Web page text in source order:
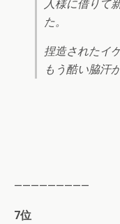
人様に借りて
た。
捏造されたイ
もう酷い脇汗
—————————
7位